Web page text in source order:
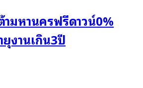
ามหานครฟรีดาวน์0%
ยุงานเกิน3ปี